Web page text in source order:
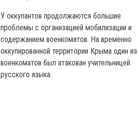
У оккупантов продолжаются большие
проблемы с организацией мобилизации и
содержанием военкоматов. На временно
оккупированной территории Крыма один из
военкоматов был атакован учительницей
русского языка.